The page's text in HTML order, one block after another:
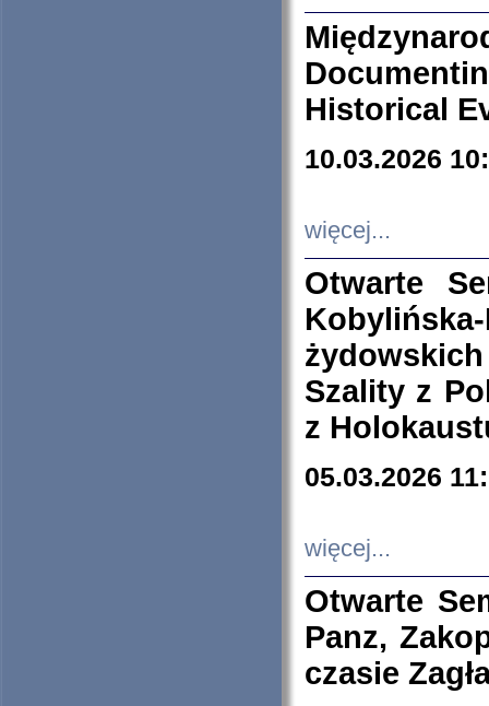
Historical
10.03.2026
więcej...
Otwarte
Szality z
z
05.03.2026
więcej...
Otwarte
Panz,
czasie